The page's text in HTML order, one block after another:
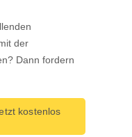
der
Dann fordern
kostenlos